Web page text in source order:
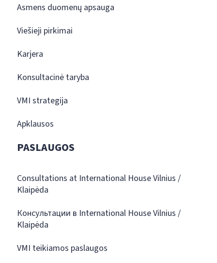
Asmens duomenų apsauga
Viešieji pirkimai
Karjera
Konsultacinė taryba
VMI strategija
Apklausos
PASLAUGOS
Consultations at International House Vilnius /
Klaipėda
Консультации в International House Vilnius /
Klaipėda
VMI teikiamos paslaugos